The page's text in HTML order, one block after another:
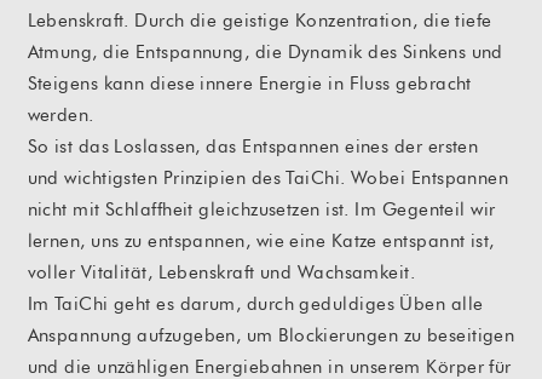
Lebenskraft. Durch die geistige Konzentration, die tiefe
Atmung, die Entspannung, die Dynamik des Sinkens und
Steigens kann diese innere Energie in Fluss gebracht
werden.
So ist das Loslassen, das Entspannen eines der ersten
und wichtigsten Prinzipien des TaiChi. Wobei Entspannen
nicht mit Schlaffheit gleichzusetzen ist. Im Gegenteil wir
lernen, uns zu entspannen, wie eine Katze entspannt ist,
voller Vitalität, Lebenskraft und Wachsamkeit.
Im TaiChi geht es darum, durch geduldiges Üben alle
Anspannung aufzugeben, um Blockierungen zu beseitigen
und die unzähligen Energiebahnen in unserem Körper für